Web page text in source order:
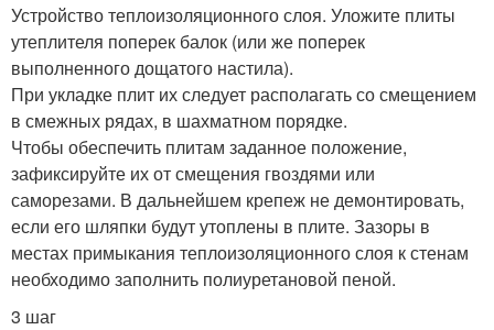
Устройство теплоизоляционного слоя. Уложите плиты
утеплителя поперек балок (или же поперек
выполненного дощатого настила).
При укладке плит их следует располагать со смещением
в смежных рядах, в шахматном порядке.
Чтобы обеспечить плитам заданное положение,
зафиксируйте их от смещения гвоздями или
саморезами. В дальнейшем крепеж не демонтировать,
если его шляпки будут утоплены в плите. Зазоры в
местах примыкания теплоизоляционного слоя к стенам
необходимо заполнить полиуретановой пеной.
3 шаг